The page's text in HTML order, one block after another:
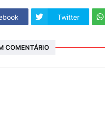
Twitter
COMENTÁRIO